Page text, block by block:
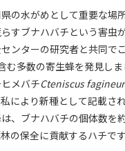
の水がめとして重要な場
すブナハバチという害虫
ンターの研究者と共同で
む多数の寄生蜂を発見し
メバチCteniscus
により新種として記載さ
、ブナハバチの個体数を
の保全に貢献するハチです